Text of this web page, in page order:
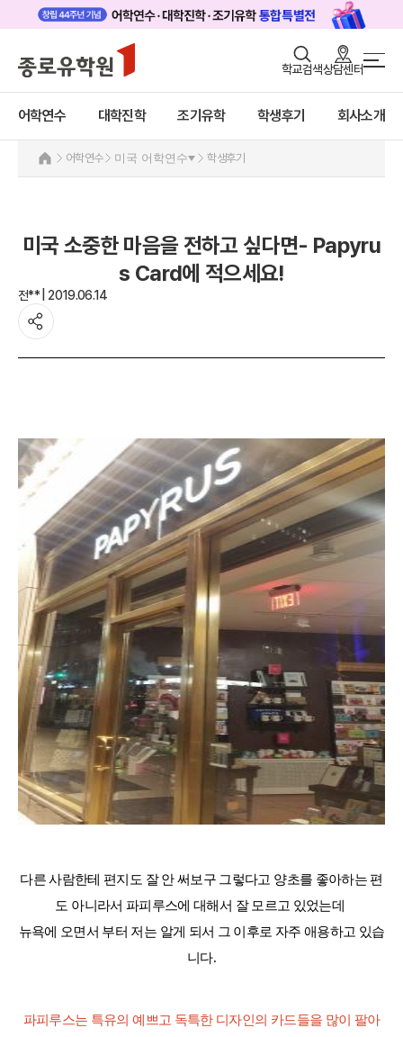
학교검색상담센터
어학연수 대학진학 조기유학 학생후기 회사소개
로그인 회원가입
어학연수
대학진학
조기/캠프
유학가이드
종로유학원
미국
미국 어학연수 안내
추천도시 및 인기어학원
프로모션
캐나다
몰타
어학연수 미국 어학연수 학생후기
미국 소중한 마음을 전하고 싶다면- Papyru
s Card에 적으세요!
전** | 2019.06.14
다른 사람한테 편지도 잘 안 써보구 그렇다고 양초를 좋아하는 편
도 아니라서 파피루스에 대해서 잘 모르고 있었는데
뉴욕에 오면서 부터 저는 알게 되서 그 이후로 자주 애용하고 있습
니다.
파피루스는 특유의 예쁘고 독특한 디자인의 카드들을 많이 팔아